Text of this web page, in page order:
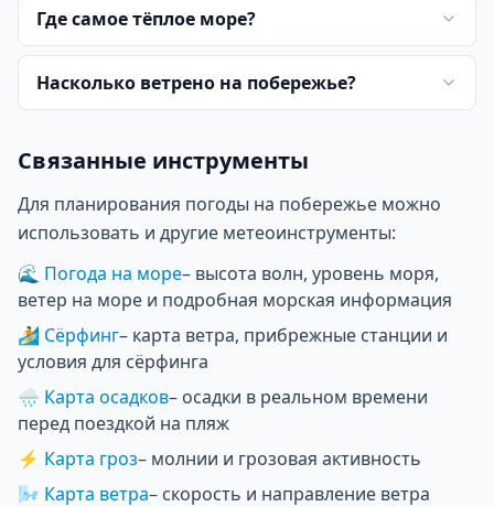
Где самое тёплое море?
Насколько ветрено на побережье?
Связанные инструменты
Для планирования погоды на побережье можно
использовать и другие метеоинструменты:
🌊 Погода на море– высота волн, уровень моря,
ветер на море и подробная морская информация
🏄 Сёрфинг– карта ветра, прибрежные станции и
условия для сёрфинга
🌧 Карта осадков– осадки в реальном времени
перед поездкой на пляж
⚡ Карта гроз– молнии и грозовая активность
🌬 Карта ветра– скорость и направление ветра